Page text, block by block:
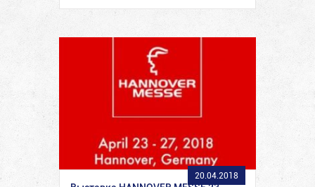
20.04.2018